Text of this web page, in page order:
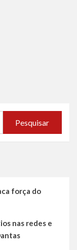
força do
nas redes e